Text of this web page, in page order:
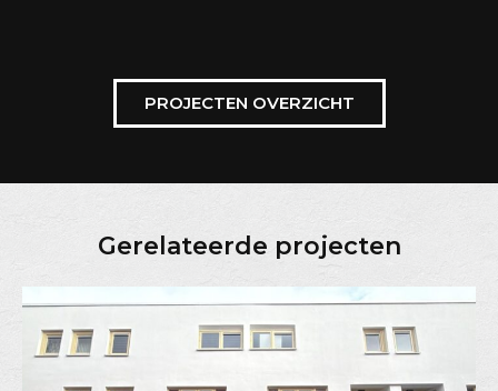
PROJECTEN OVERZICHT
Gerelateerde projecten